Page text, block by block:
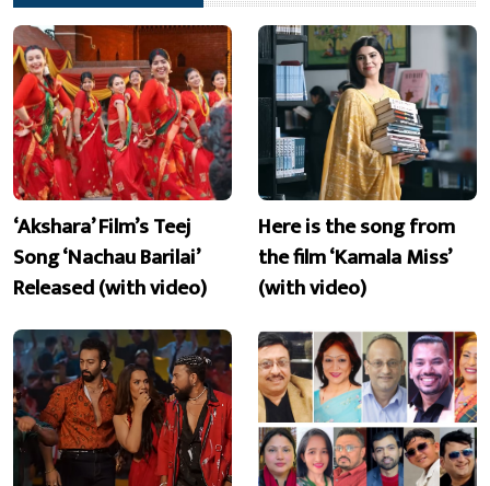
‘Akshara’ Film’s Teej
Song ‘Nachau Barilai’
Released (with video)
Here is the song from
the film ‘Kamala Miss’
(with video)